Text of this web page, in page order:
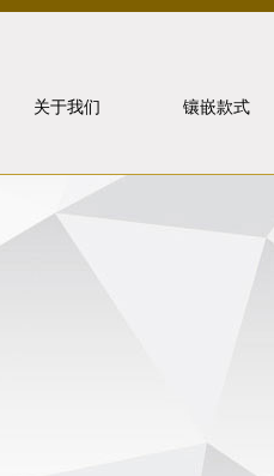
关于我们
联系我们
重要事件
镶嵌款式